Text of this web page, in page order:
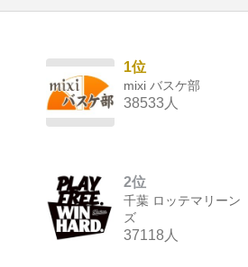
1位
mixi バスケ部
38533人
2位
千葉 ロッテマリーン
ズ
37118人